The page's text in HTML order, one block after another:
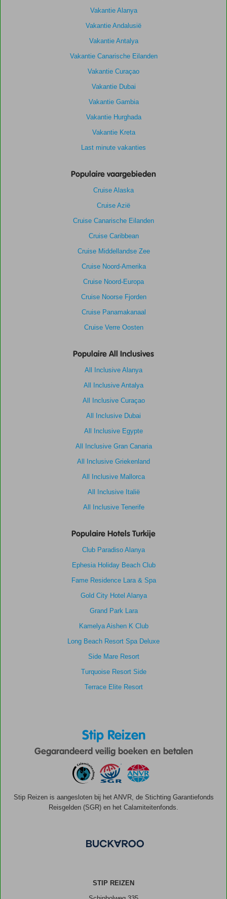
Vakantie Alanya
Vakantie Andalusië
Vakantie Antalya
Vakantie Canarische Eilanden
Vakantie Curaçao
Vakantie Dubai
Vakantie Gambia
Vakantie Hurghada
Vakantie Kreta
Last minute vakanties
Populaire vaargebieden
Cruise Alaska
Cruise Azië
Cruise Canarische Eilanden
Cruise Caribbean
Cruise Middellandse Zee
Cruise Noord-Amerika
Cruise Noord-Europa
Cruise Noorse Fjorden
Cruise Panamakanaal
Cruise Verre Oosten
Populaire All Inclusives
All Inclusive Alanya
All Inclusive Antalya
All Inclusive Curaçao
All Inclusive Dubai
All Inclusive Egypte
All Inclusive Gran Canaria
All Inclusive Griekenland
All Inclusive Mallorca
All Inclusive Italië
All Inclusive Tenerife
Populaire Hotels Turkije
Club Paradiso Alanya
Ephesia Holiday Beach Club
Fame Residence Lara & Spa
Gold City Hotel Alanya
Grand Park Lara
Kamelya Aishen K Club
Long Beach Resort Spa Deluxe
Side Mare Resort
Turquoise Resort Side
Terrace Elite Resort
Stip Reizen
Gegarandeerd veilig boeken en betalen
Stip Reizen is aangesloten bij het ANVR, de Stichting Garantiefonds
Reisgelden (SGR) en het Calamiteitenfonds.
STIP REIZEN